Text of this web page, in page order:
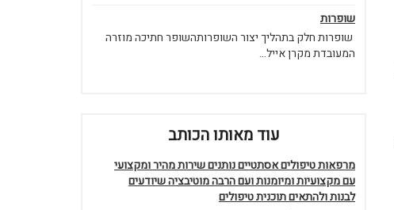
שופרות
שופרות חלק בתהליך יצור השופרותהשופר חתיכה מוזרה
המעובדת מקרן אייל...
עוד מאותו הכותב
מרפאות טיפולים אסתטיים נותנים שירות מהיר ומקצועי
עם מקצועיות ומיומנות ועם הרבה מוטיבציה שיודעים
לבנות ולהתאים תוכנית טיפולים